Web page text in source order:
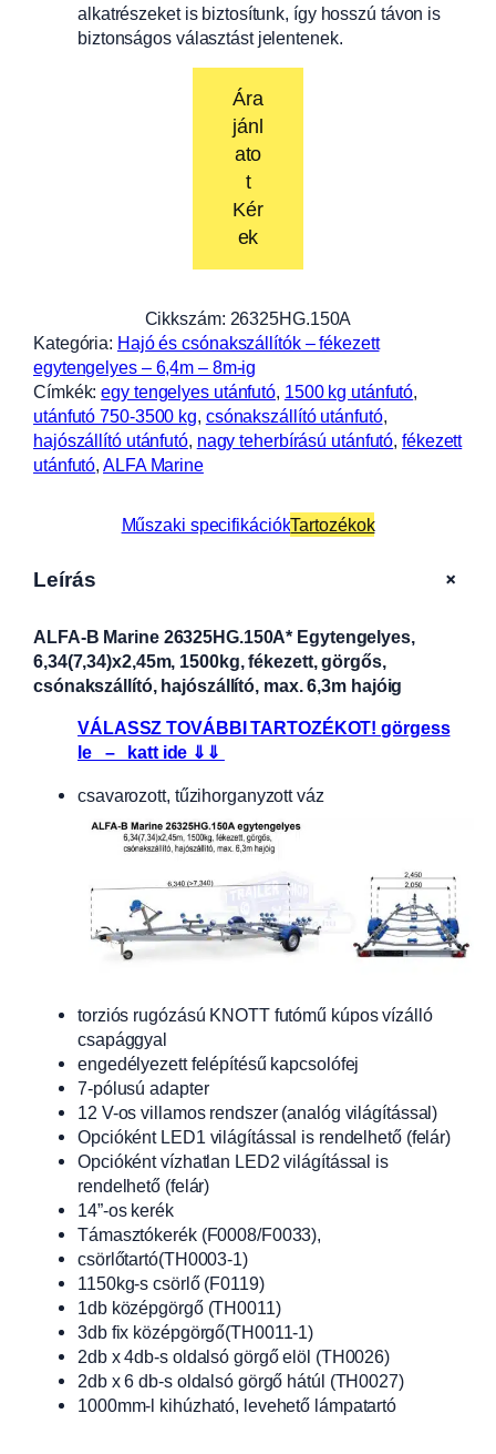
alkatrészeket is biztosítunk, így hosszú távon is
biztonságos választást jelentenek.
Ára
jánl
ato
t
Kér
ek
Cikkszám: 26325HG.150A
Kategória: Hajó és csónakszállítók – fékezett
egytengelyes – 6,4m – 8m-ig
Címkék:egy tengelyes utánfutó, 1500 kg utánfutó
utánfutó 750-3500 kg, csónakszállító utánfutó
hajószállító utánfutó, nagy teherbírású utánfutó, fékezett
utánfutó, ALFA Marine
Műszaki specifikációkTartozékok
Leírás +
ALFA-B Marine 26325HG.150A* Egytengelyes,
6,34(7,34)x2,45m, 1500kg, fékezett, görgős,
csónakszállító, hajószállító, max. 6,3m hajóig
VÁLASSZ TOVÁBBI TARTOZÉKOT! görgess
le – katt ide ⇓⇓
csavarozott, tűzihorganyzott váz
torziós rugózású KNOTT futómű kúpos vízálló
csapággyal
engedélyezett felépítésű kapcsolófej
7-pólusú adapter
12 V-os villamos rendszer (analóg világítással)
Opcióként LED1 világítással is rendelhető (felár)
Opcióként vízhatlan LED2 világítással is
rendelhető (felár)
14”-os kerék
Támasztókerék (F0008/F0033),
csörlőtartó(TH0003-1)
1150kg-s csörlő (F0119)
1db középgörgő (TH0011)
3db fix középgörgő(TH0011-1)
2db x 4db-s oldalsó görgő elöl (TH0026)
2db x 6 db-s oldalsó görgő hátúl (TH0027)
1000mm-l kihúzható, levehető lámpatartó